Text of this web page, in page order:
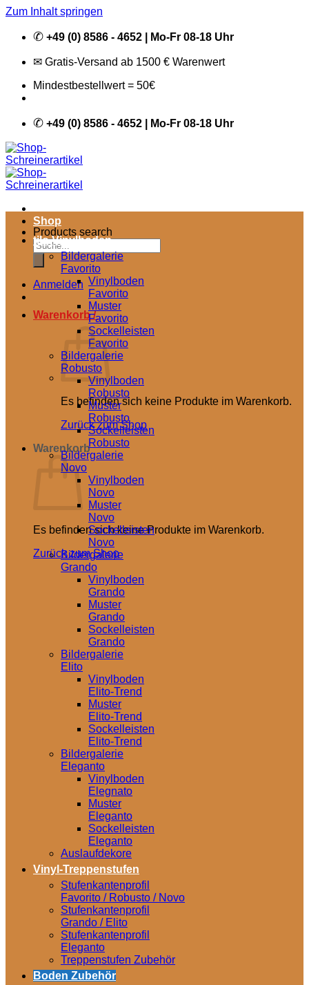
Zum Inhalt springen
✆ +49 (0) 8586 - 4652 | Mo-Fr 08-18 Uhr
✉ Gratis-Versand ab 1500 € Warenwert
Mindestbestellwert = 50€
✆ +49 (0) 8586 - 4652 | Mo-Fr 08-18 Uhr
Products search
Anmelden
Warenkorb /0,00€
Es befinden sich keine Produkte im Warenkorb.
Zurück zum Shop
Warenkorb
Es befinden sich keine Produkte im Warenkorb.
Zurück zum Shop
Shop
tilo Vinylboden
Bildergalerie
Favorito
Vinylboden
Favorito
Muster
Favorito
Sockelleisten
Favorito
Bildergalerie
Robusto
Vinylboden
Robusto
Muster
Robusto
Sockelleisten
Robusto
Bildergalerie
Novo
Vinylboden
Novo
Muster
Novo
Sockelleisten
Novo
Bildergalerie
Grando
Vinylboden
Grando
Muster
Grando
Sockelleisten
Grando
Bildergalerie
Elito
Vinylboden
Elito-Trend
Muster
Elito-Trend
Sockelleisten
Elito-Trend
Bildergalerie
Eleganto
Vinylboden
Elegnato
Muster
Eleganto
Sockelleisten
Eleganto
Auslaufdekore
Vinyl-Treppenstufen
Stufenkantenprofil
Favorito / Robusto / Novo
Stufenkantenprofil
Grando / Elito
Stufenkantenprofil
Eleganto
Treppenstufen Zubehör
Boden Zubehör